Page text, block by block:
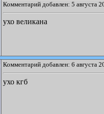
Комментарий добавлен: 5 августа
ухо великана
Комментарий добавлен: 6 августа
ухо кгб